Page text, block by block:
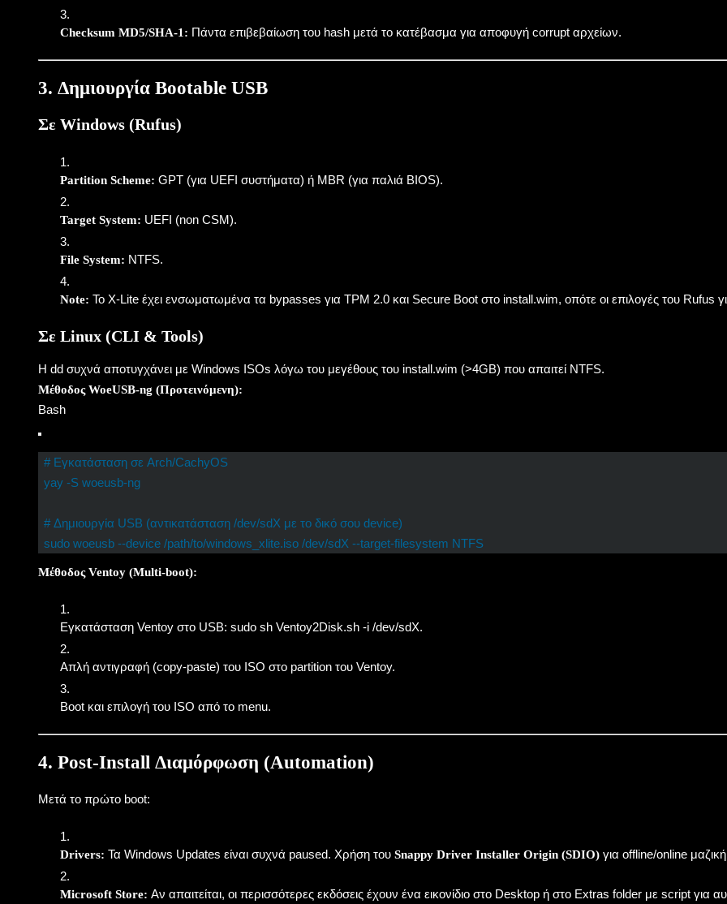
Checksum MD5/SHA-1: Πάντα επιβεβαίωση του hash μετά το κατέβασμα για αποφυγή corrupt αρχείων.
3. Δημιουργία Bootable USB
Σε Windows (Rufus)
Partition Scheme: GPT (για UEFI συστήματα) ή MBR (για παλιά BIOS).
Target System: UEFI (non CSM).
File System: NTFS.
Note: Το X-Lite έχει ενσωματωμένα τα bypasses για TPM 2.0 και Secure Boot στο install.wim, οπότε οι επιλογές του Rufus
Σε Linux (CLI & Tools)
Η dd συχνά αποτυγχάνει με Windows ISOs λόγω του μεγέθους του install.wim (>4GB) που απαιτεί NTFS.
Μέθοδος WoeUSB-ng (Προτεινόμενη):
Bash
# Εγκατάσταση σε Arch/CachyOS
yay -S woeusb-ng
# Δημιουργία USB (αντικατάσταση /dev/sdX με το δικό σου device)
Μέθοδος Ventoy (Multi-boot):
Εγκατάσταση Ventoy στο USB: sudo sh Ventoy2Disk.sh -i /dev/sdX.
Απλή αντιγραφή (copy-paste) του ISO στο partition του Ventoy.
Boot και επιλογή του ISO από το menu.
4. Post-Install Διαμόρφωση (Automation)
Μετά το πρώτο boot:
Drivers: Τα Windows Updates είναι συχνά paused. Χρήση του Snappy Driver Installer Origin (SDIO) για offline/online
Microsoft Store: Αν απαιτείται, οι περισσότερες εκδόσεις έχουν ένα εικονίδιο στο Desktop ή στο Extras folder με script για